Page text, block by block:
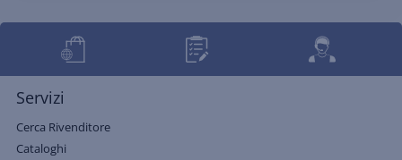
Servizi
Cerca Rivenditore
Cataloghi